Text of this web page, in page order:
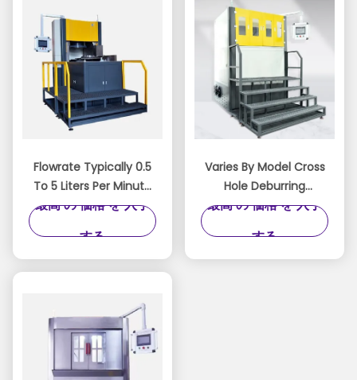
Flowrate Typically 0.5
To 5 Liters Per Minute
Abrasive Flow Machine
Platform For Precision
最高 の 価格 を 入手
する
Varies By Model Cross
Hole Deburring
Machine Featuring
Burr Removal
最高 の 価格 を 入手
する